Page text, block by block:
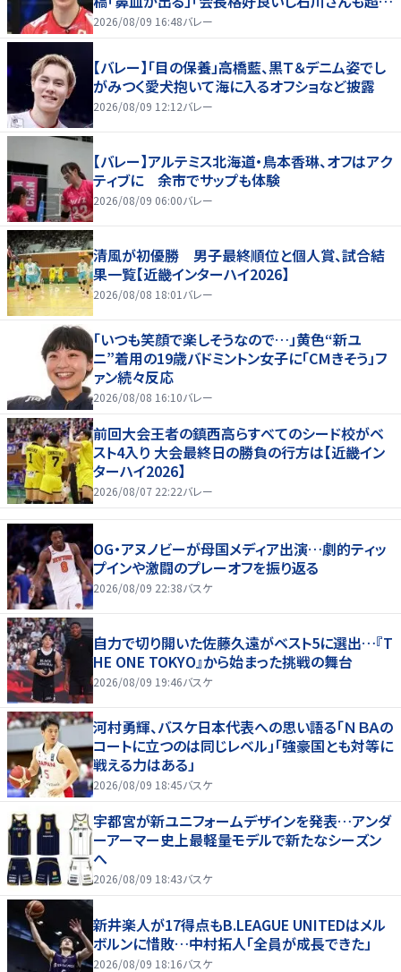
好いい」
2026/08/09 16:48バレー
【バレー】「目の保養」高橋藍、黒Ｔ＆デニム姿でし
がみつく愛犬抱いて海に入るオフショなど披露
2026/08/09 12:12バレー
【バレー】アルテミス北海道・鳥本香琳、オフはアク
ティブに 余市でサップも体験
2026/08/09 06:00バレー
清風が初優勝 男子最終順位と個人賞、試合結
果一覧【近畿インターハイ2026】
2026/08/08 18:01 バレー
「いつも笑顔で楽しそうなので…」黄色“新ユ
ニ”着用の19歳バドミントン女子に「CMきそう」フ
ァン続々反応
2026/08/08 16:10バレー
前回大会王者の鎮西高らすべてのシード校がベ
スト4入り 大会最終日の勝負の行方は【近畿イン
ターハイ2026】
2026/08/07 22:22バレー
OG・アヌノビーが母国メディア出演…劇的ティッ
プインや激闘のプレーオフを振り返る
2026/08/09 22:38バスケ
自力で切り開いた佐藤久遠がベスト5に選出…『T
HE ONE TOKYO』から始まった挑戦の舞台
2026/08/09 19:46バスケ
河村勇輝、バスケ日本代表への思い語る「ＮＢＡの
コートに立つのは同じレベル」「強豪国とも対等に
戦える力はある」
2026/08/09 18:45バスケ
宇都宮が新ユニフォームデザインを発表…アンダ
ーアーマー史上最軽量モデルで新たなシーズン
へ
2026/08/09 18:43バスケ
新井楽人が17得点もB.LEAGUE UNITEDはメル
ボルンに惜敗…中村拓人「全員が成長できた」
2026/08/09 18:16バスケ